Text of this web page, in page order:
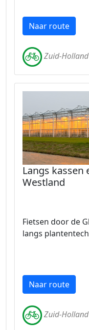
Naar route
Zuid-
Langs kassen
Westland
Fietsen door de
langs
Naar route
Zuid-